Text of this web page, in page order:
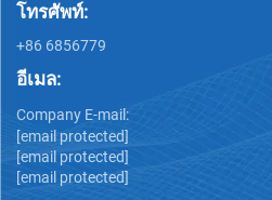
โทรศัพท์:
+86 6856779
อีเมล:
Company E-mail:
[email protected]
[email protected]
[email protected]